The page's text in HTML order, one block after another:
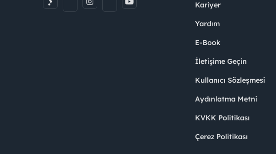
Kariyer
Yardım
E-Book
İletişime Geçin
Kullanıcı Sözleşmesi
Aydınlatma Metni
KVKK Politikası
Çerez Politikası